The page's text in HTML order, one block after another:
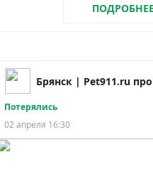
ПОДРОБНЕЕ
Потерялись
02 апреля 16:30